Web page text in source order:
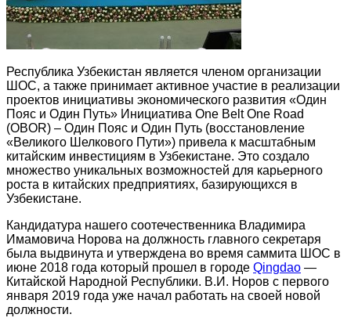
Республика Узбекистан является членом организации
ШОС, а также принимает активное участие в реализации
проектов инициативы экономического развития «Один
Пояс и Один Путь» Инициатива One Belt One Road
(OBOR) – Один Пояс и Один Путь (восстановление
«Великого Шелкового Пути») привела к масштабным
китайским инвестициям в Узбекистане. Это создало
множество уникальных возможностей для карьерного
роста в китайских предприятиях, базирующихся в
Узбекистане.
Кандидатура нашего соотечественника Владимира
Имамовича Норова на должность главного секретаря
была выдвинута и утверждена во время саммита ШОС в
июне 2018 года который прошел в городе Qingdao —
Китайской Народной Республики. В.И. Норов с первого
января 2019 года уже начал работать на своей новой
должности.